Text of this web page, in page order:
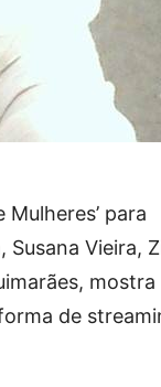
Mulheres’ para
Vieira,
mostra
de